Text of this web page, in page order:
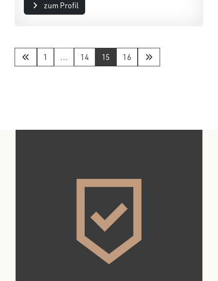
zum Profil
1 ... 14 15 16